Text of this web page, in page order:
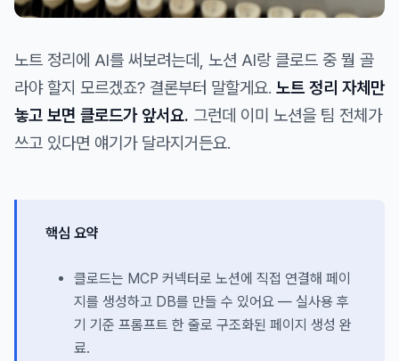
노트 정리에 AI를 써보려는데, 노션 AI랑 클로드 중 뭘 골
라야 할지 모르겠죠? 결론부터 말할게요. 노트 정리 자체만
놓고 보면 클로드가 앞서요. 그런데 이미 노션을 팀 전체가
쓰고 있다면 얘기가 달라지거든요.
핵심 요약
클로드는 MCP 커넥터로 노션에 직접 연결해 페이
지를 생성하고 DB를 만들 수 있어요 — 실사용 후
기 기준 프롬프트 한 줄로 구조화된 페이지 생성 완
료.